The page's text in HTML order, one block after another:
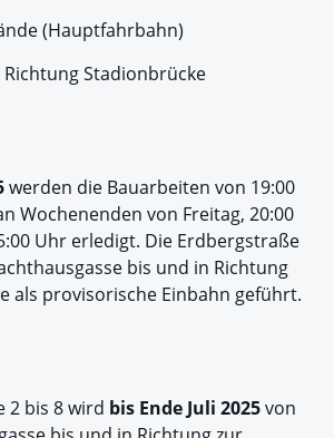
(Hauptfahrbahn)
Stadionbrücke
werden die Bauarbeiten von 19:00
Wochenenden von Freitag, 20:00
Uhr erledigt. Die Erdbergstraße
bis und in Richtung
als provisorische Einbahn geführt.
2 bis 8 wird bis Ende Juli 2025von